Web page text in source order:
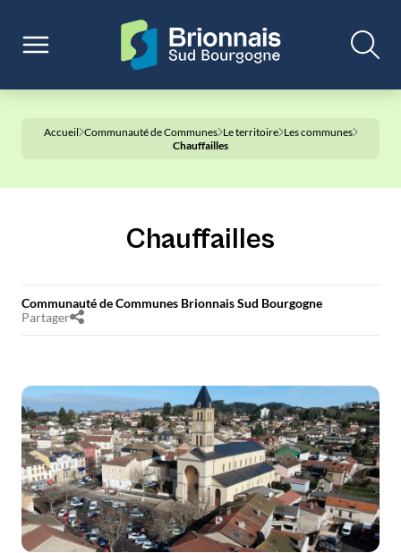
Accueil Communauté de Communes Le territoire Les communes
Chauffailles
Chauffailles
Communauté de Communes Brionnais Sud Bourgogne
Partager